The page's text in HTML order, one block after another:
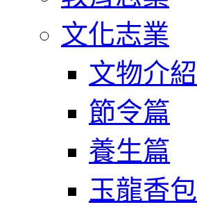
文化志業
文物介紹
節令篇
養生篇
玉龍香包